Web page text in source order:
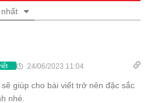
24/06/2023 11:04
giúp cho bài viết trở nên đặc sắc
nhé.